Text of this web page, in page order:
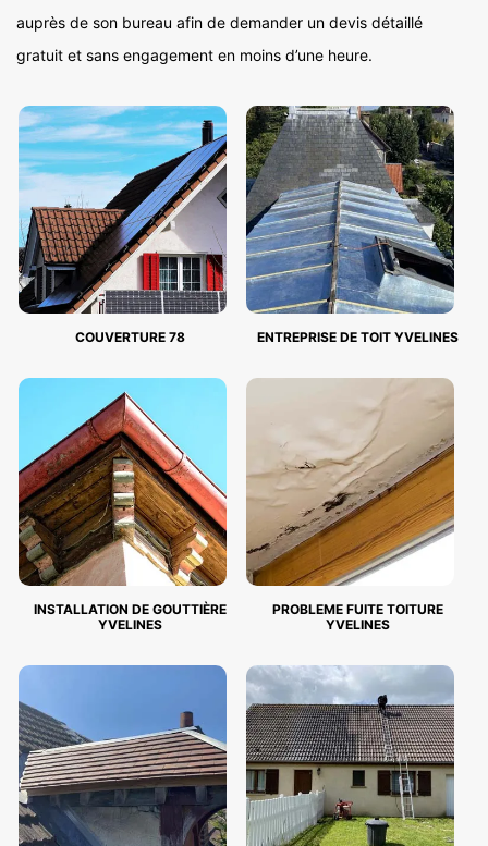
auprès de son bureau afin de demander un devis détaillé
gratuit et sans engagement en moins d’une heure.
COUVERTURE 78 ENTREPRISE DE TOIT YVELINES
INSTALLATION DE GOUTTIÈRE
YVELINES
PROBLEME FUITE TOITURE
YVELINES